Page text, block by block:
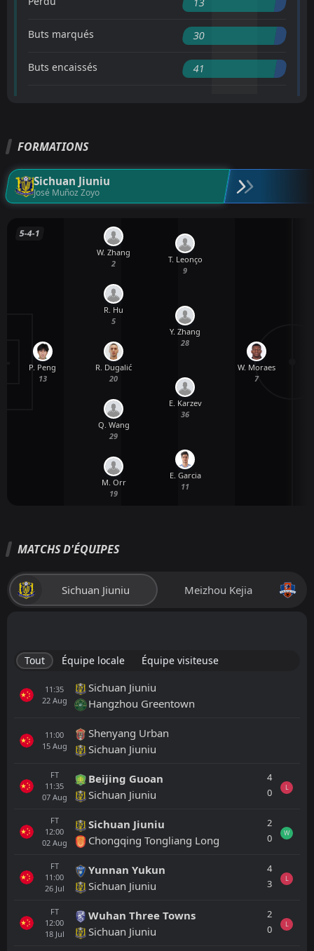
13
Buts marqués 30
Buts encaissés 41
FORMATIONS
Sichuan Jiuniu
José Muñoz Zoyo
5-4-1
P. Peng
13
M. Orr
19
Q. Wang
29
R. Dugalić
20
R. Hu
5
W. Zhang
2
E. Garcia
11
E. Karzev
36
Y. Zhang
28
T. Leonço
9
W. Moraes
7
MATCHS D'ÉQUIPES
Sichuan Jiuniu Meizhou Kejia
Tout Équipe locale Équipe visiteuse
11:35
22 Aug
Sichuan Jiuniu
Hangzhou Greentown
11:00
15 Aug
Shenyang Urban
Sichuan Jiuniu
FT
11:35
07 Aug
Beijing Guoan
Sichuan Jiuniu
4
0
L
FT
12:00
02 Aug
Sichuan Jiuniu
Chongqing Tongliang Long
2
0
W
FT
11:00
26 Jul
Yunnan Yukun
Sichuan Jiuniu
4
3
L
FT
12:00
18 Jul
Wuhan Three Towns
Sichuan Jiuniu
2
0
L